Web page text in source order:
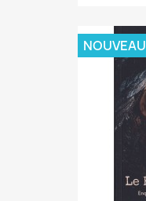
NOUVEAU